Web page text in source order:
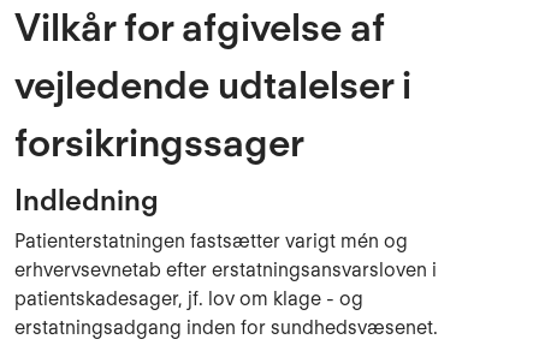
Vilkår for afgivelse af
vejledende udtalelser i
forsikringssager
Indledning
Patienterstatningen fastsætter varigt mén og
erhvervsevnetab efter erstatningsansvarsloven i
patientskadesager, jf. lov om klage - og
erstatningsadgang inden for sundhedsvæsenet.